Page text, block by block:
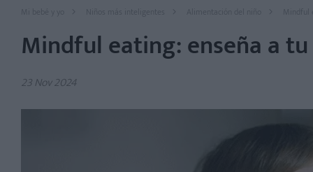
Mi bebé y yo Niños más inteligentes Alimentación del niño
Mindful eating: enseña a
23 Nov 2024